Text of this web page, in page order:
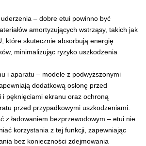
– dobre etui powinno być
amortyzujących wstrząsy, takich jak
które skutecznie absorbują energię
minimalizując ryzyko uszkodzenia
i aparatu – modele z podwyższonymi
dodatkową osłonę przed
i pęknięciami ekranu oraz ochroną
przed przypadkowymi uszkodzeniami.
z ładowaniem bezprzewodowym – etui nie
korzystania z tej funkcji, zapewniając
bez konieczności zdejmowania